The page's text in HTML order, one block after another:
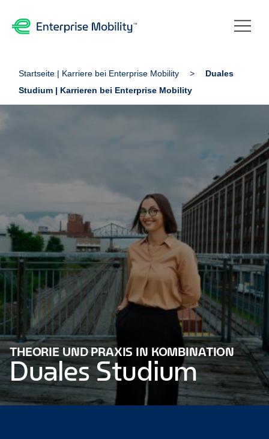
Startseite | Karriere bei Enterprise Mobility
Duales
Studium | Karrieren bei Enterprise Mobility
THEORIE UND PRAXIS IN KOMBINATION
Duales Studium